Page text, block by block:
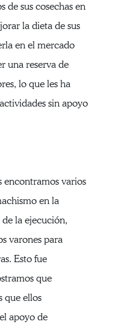
de sus cosechas en
la dieta de sus
en el mercado
una reserva de
lo que les ha
sin apoyo
encontramos varios
en la
la ejecución,
varones para
Esto fue
que
que ellos
apoyo de